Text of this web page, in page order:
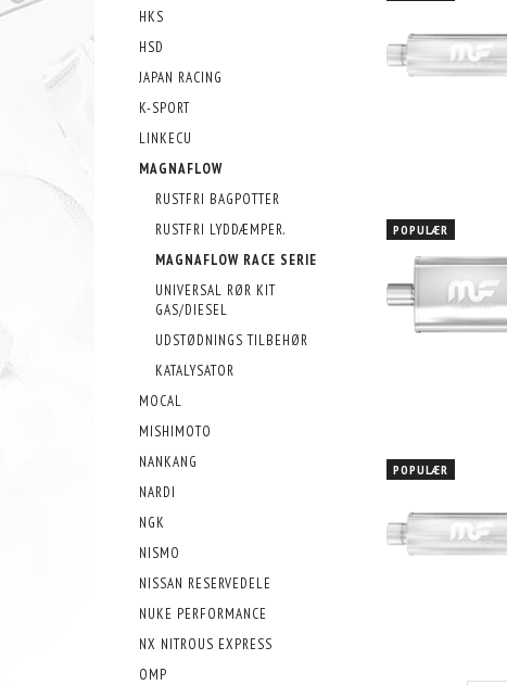
HKS
HSD
JAPAN RACING
K-SPORT
LINKECU
MAGNAFLOW
RUSTFRI BAGPOTTER
RUSTFRI LYDDÆMPER.
MAGNAFLOW RACE SERIE
UNIVERSAL RØR KIT
GAS/DIESEL
UDSTØDNINGS TILBEHØR
KATALYSATOR
MOCAL
MISHIMOTO
NANKANG
NARDI
NGK
NISMO
NISSAN RESERVEDELE
NUKE PERFORMANCE
NX NITROUS EXPRESS
OMP
POPULÆR
POPULÆR